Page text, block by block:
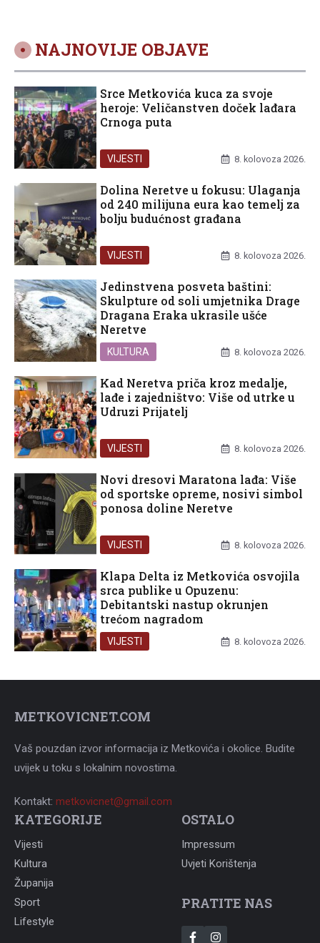
NAJNOVIJE OBJAVE
Srce Metkovića kuca za svoje
heroje: Veličanstven doček lađara
Crnoga puta
VIJESTI 8. kolovoza 2026.
Dolina Neretve u fokusu: Ulaganja
od 240 milijuna eura kao temelj za
bolju budućnost građana
VIJESTI 8. kolovoza 2026.
Jedinstvena posveta baštini:
Skulpture od soli umjetnika Drage
Dragana Eraka ukrasile ušće
Neretve
KULTURA 8. kolovoza 2026.
Kad Neretva priča kroz medalje,
lađe i zajedništvo: Više od utrke u
Udruzi Prijatelj
VIJESTI 8. kolovoza 2026.
Novi dresovi Maratona lađa: Više
od sportske opreme, nosivi simbol
ponosa doline Neretve
VIJESTI 8. kolovoza 2026.
Klapa Delta iz Metkovića osvojila
srca publike u Opuzenu:
Debitantski nastup okrunjen
trećom nagradom
VIJESTI 8. kolovoza 2026.
METKOVICNET.COM
Vaš pouzdan izvor informacija iz Metkovića i okolice. Budite
uvijek u toku s lokalnim novostima.
Kontakt: metkovicnet@gmail.com
KATEGORIJE
Vijesti
Kultura
Županija
Sport
Lifestyle
OSTALO
Impressum
Uvjeti Korištenja
PRATITE NAS